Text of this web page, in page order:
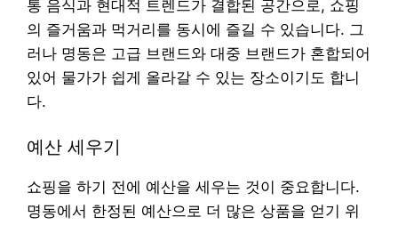
통 음식과 현대적 트렌드가 결합된 공간으로, 쇼핑
의 즐거움과 먹거리를 동시에 즐길 수 있습니다. 그
러나 명동은 고급 브랜드와 대중 브랜드가 혼합되어
있어 물가가 쉽게 올라갈 수 있는 장소이기도 합니
다.
예산 세우기
쇼핑을 하기 전에 예산을 세우는 것이 중요합니다.
명동에서 한정된 예산으로 더 많은 상품을 얻기 위